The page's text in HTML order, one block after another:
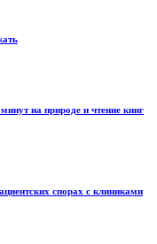
на природе и чтение книг
спорах с клиниками